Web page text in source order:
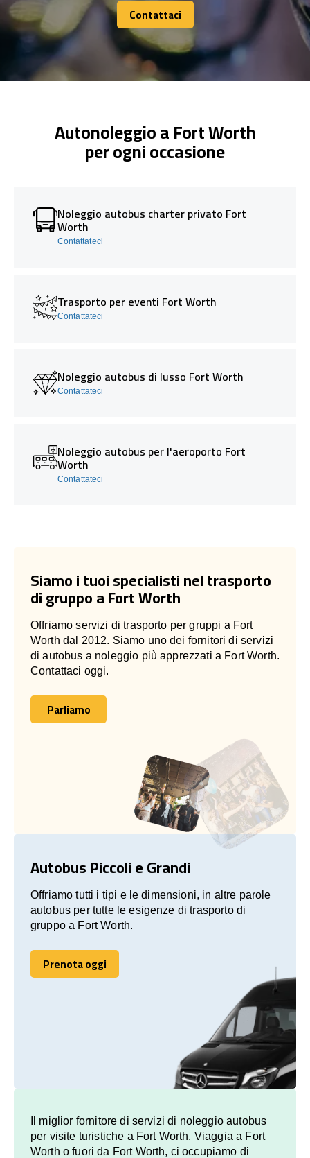
Contattaci
Contattaci
Autonoleggio a Fort Worth
per ogni occasione
Noleggio autobus charter privato Fort
Worth
Contattateci
Trasporto per eventi Fort Worth
Contattateci
Noleggio autobus di lusso Fort Worth
Contattateci
Noleggio autobus per l'aeroporto Fort
Worth
Contattateci
Siamo i tuoi specialisti nel trasporto
di gruppo a Fort Worth
Offriamo servizi di trasporto per gruppi a Fort
Worth dal 2012. Siamo uno dei fornitori di servizi
di autobus a noleggio più apprezzati a Fort Worth.
Contattaci oggi.
Parliamo
Parliamo
Autobus Piccoli e Grandi
Offriamo tutti i tipi e le dimensioni, in altre parole
autobus per tutte le esigenze di trasporto di
gruppo a Fort Worth.
Prenota oggi
Prenota oggi
Il miglior fornitore di servizi di noleggio autobus
per visite turistiche a Fort Worth. Viaggia a Fort
Worth o fuori da Fort Worth, ci occupiamo di